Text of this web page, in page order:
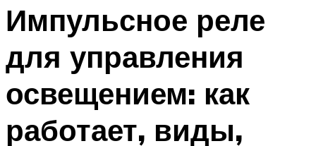
Импульсное реле
для управления
освещением: как
работает, виды,